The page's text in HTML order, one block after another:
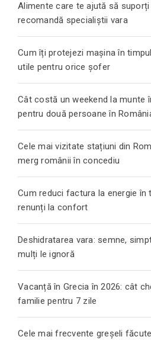
Alimente care te ajută să
recomandă specialiștii vara
Cum îți protejezi mașina în
utile pentru orice șofer
Cât costă un weekend la munte
pentru două persoane în
Cele mai vizitate stațiuni din
merg românii în concediu
Cum reduci factura la energie în
renunți la confort
Deshidratarea vara: semne,
mulți le ignoră
Vacanță în Grecia în 2026: cât
familie pentru 7 zile
Cele mai frecvente greșeli